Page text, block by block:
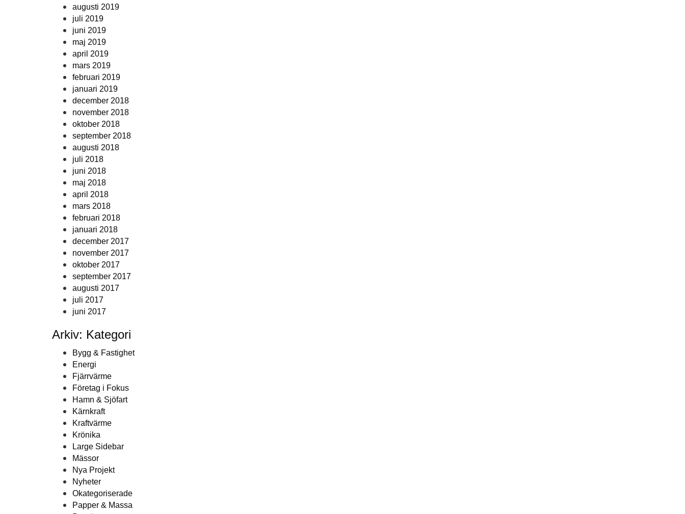
augusti 2019
juli 2019
juni 2019
maj 2019
april 2019
mars 2019
februari 2019
januari 2019
december 2018
november 2018
oktober 2018
september 2018
augusti 2018
juli 2018
juni 2018
maj 2018
april 2018
mars 2018
februari 2018
januari 2018
december 2017
november 2017
oktober 2017
september 2017
augusti 2017
juli 2017
juni 2017
Arkiv: Kategori
Bygg & Fastighet
Energi
Fjärrvärme
Företag i Fokus
Hamn & Sjöfart
Kärnkraft
Kraftvärme
Krönika
Large Sidebar
Mässor
Nya Projekt
Nyheter
Okategoriserade
Papper & Massa